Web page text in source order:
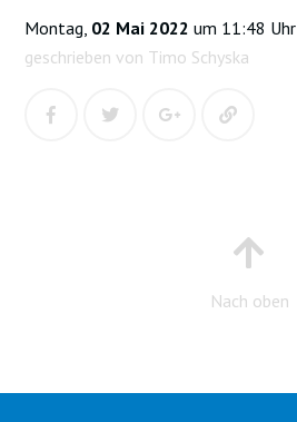
Montag, 02 Mai 2022 um 11:48 Uhr
geschrieben von Timo Schyska
Nach oben